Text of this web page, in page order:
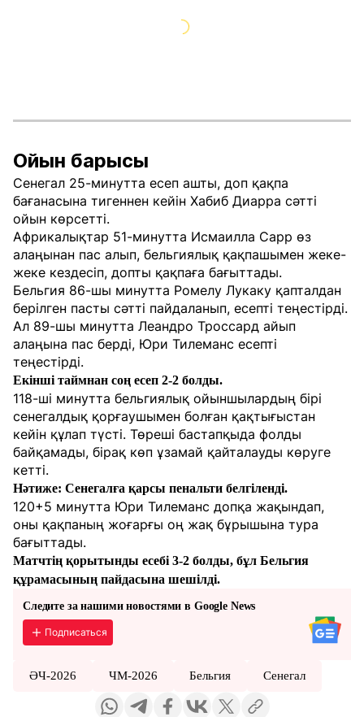
Ойын барысы
Сенегал 25-минутта есеп ашты, доп қақпа
бағанасына тигеннен кейін Хабиб Диарра сәтті
ойын көрсетті.
Африкалықтар 51-минутта Исмаилла Сарр өз
алаңынан пас алып, бельгиялық қақпашымен жеке-
жеке кездесіп, допты қақпаға бағыттады.
Бельгия 86-шы минутта Ромелу Лукаку қапталдан
берілген пасты сәтті пайдаланып, есепті теңестірді.
Ал 89-шы минутта Леандро Троссард айып
алаңына пас берді, Юри Тилеманс есепті
теңестірді.
Екінші таймнан соң есеп 2-2 болды.
118-ші минутта бельгиялық ойыншылардың бірі
сенегалдық қорғаушымен болған қақтығыстан
кейін құлап түсті. Төреші бастапқыда фолды
байқамады, бірақ көп ұзамай қайталауды көруге
кетті.
Нәтиже: Сенегалға қарсы пенальти белгіленді.
120+5 минутта Юри Тилеманс допқа жақындап,
оны қақпаның жоғарғы оң жақ бұрышына тура
бағыттады.
Матчтің қорытынды есебі 3-2 болды, бұл Бельгия
құрамасының пайдасына шешілді.
Следите за нашими новостями в Google News
Подписаться
ӘЧ-2026 ЧМ-2026 Бельгия Сенегал